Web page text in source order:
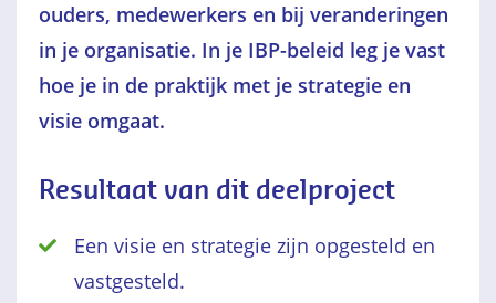
ouders, medewerkers en bij veranderingen
in je organisatie. In je IBP-beleid leg je vast
hoe je in de praktijk met je strategie en
visie omgaat.
Resultaat van dit deelproject
Een visie en strategie zijn opgesteld en
vastgesteld.